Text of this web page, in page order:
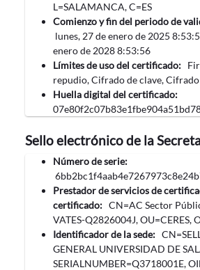
L=SALAMANCA, C=ES
Comienzo y fin del periodo de
‎lunes, ‎27‎ de ‎enero‎ de ‎2025
‎enero‎ de ‎2028 8:53:56
Límites de uso del certificado:
repudio, Cifrado de clave, Cifrado
Huella digital del certificado:
Sello electrónico de la
Número de serie:
Prestador de servicios de
certificado: CN=AC Sector
VATES-Q2826004J, OU=CERES,
Identificador de la sede:
GENERAL UNIVERSIDAD DE
SERIALNUMBER=Q3718001E,